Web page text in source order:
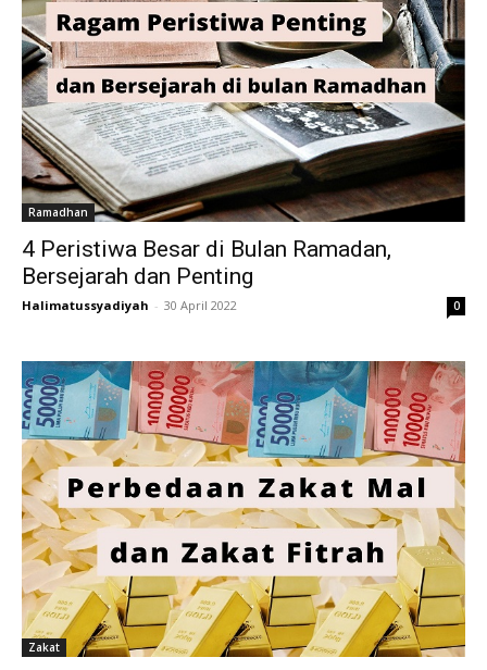
Ramadhan
4 Peristiwa Besar di Bulan Ramadan,
Bersejarah dan Penting
Halimatussyadiyah - 30 April 2022 0
Zakat